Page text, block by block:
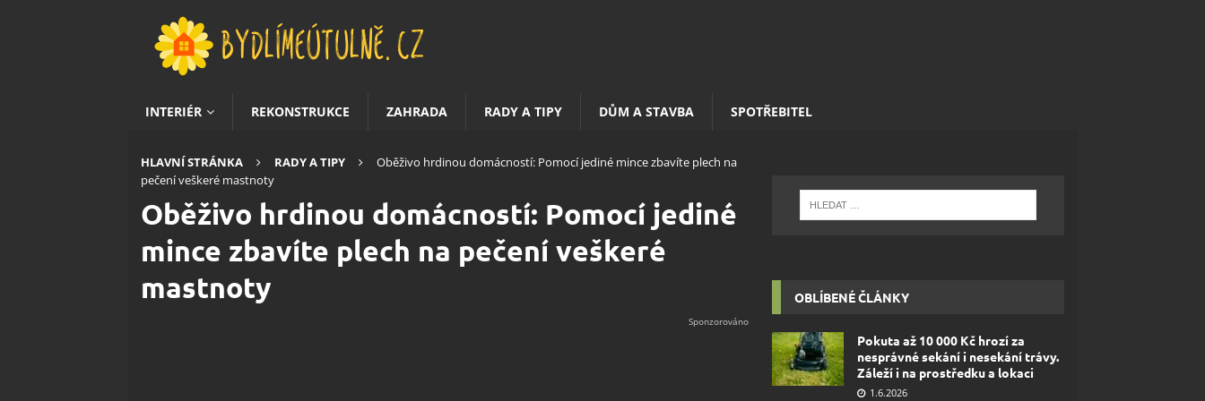
INTERIÉR REKONSTRUKCE ZAHRADA RADY A TIPY DŮM A STAVBA SPOTŘEBITEL
HLAVNÍ STRÁNKA RADY A TIPY
Oběživo hrdinou domácností: Pomocí jediné mince zbavíte plech na
pečení veškeré mastnoty
Oběživo hrdinou domácností: Pomocí jediné
mince zbavíte plech na pečení veškeré
mastnoty
OBLÍBENÉ ČLÁNKY
Pokuta až 10 000 Kč hrozí za
nesprávné sekání i nesekání trávy.
Záleží i na prostředku a lokaci
1.6.2026